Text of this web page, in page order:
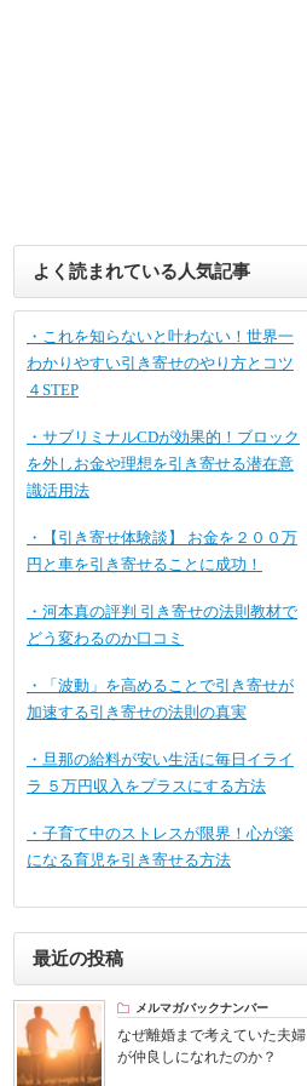
よく読まれている人気記事
・これを知らないと叶わない！世界一
わかりやすい引き寄せのやり方とコツ
４STEP
・サブリミナルCDが効果的！ブロック
を外しお金や理想を引き寄せる潜在意
識活用法
・【引き寄せ体験談】 お金を２００万
円と車を引き寄せることに成功！
・河本真の評判 引き寄せの法則教材で
どう変わるのか口コミ
・「波動」を高めることで引き寄せが
加速する引き寄せの法則の真実
・旦那の給料が安い生活に毎日イライ
ラ ５万円収入をプラスにする方法
・子育て中のストレスが限界！心が楽
になる育児を引き寄せる方法
最近の投稿
メルマガバックナンバー
なぜ離婚まで考えていた夫婦
が仲良しになれたのか？